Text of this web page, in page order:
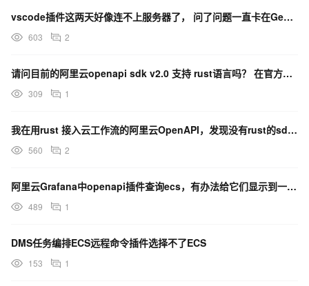
vscode插件这两天好像连不上服务器了， 问了问题一直卡在Generating
603 2
请问目前的阿里云openapi sdk v2.0 支持 rust语言吗？ 在官方文档上没有找到示例
309 1
我在用rust 接入云工作流的阿里云OpenAPI，发现没有rust的sdk，请问有什么办法解决？
560 2
阿里云Grafana中openapi插件查询ecs，有办法给它们显示到一张表里面么？
489 1
DMS任务编排ECS远程命令插件选择不了ECS
153 1